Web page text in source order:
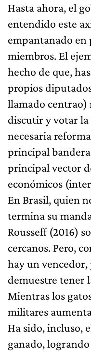
Hasta ahora, el
entendido este
empantanado en
miembros. El
hecho de que,
propios
llamado centrao)
discutir y votar la
necesaria
principal
principal vector
económicos
En Brasil, quien
termina su
Rousseff (2016)
cercanos. Pero,
hay un vencedor,
demuestre tener
Mientras los
militares
Ha sido, incluso,
ganado,